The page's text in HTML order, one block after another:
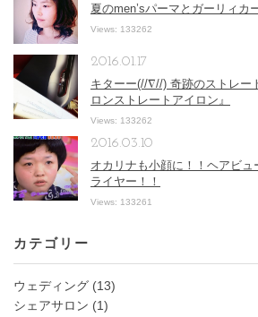
夏のmen’sパーマとガーリィカ
Views: 133262
キターー(//∇//) 奇跡のストレー
ロンストレートアイロン』
2016.01.17
Views: 133262
オカリナも小顔に！！ヘアビ
ライヤー！！
2016.03.10
Views: 133261
カテゴリー
ウェディング (13)
シェアサロン (1)